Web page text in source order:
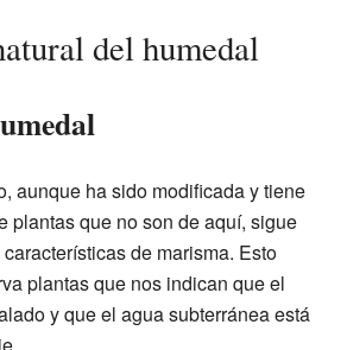
del humedal
aunque ha sido modificada y tiene
plantas que no son de aquí, sigue
de marisma. Esto
plantas que nos indican que el
y que el agua subterránea está